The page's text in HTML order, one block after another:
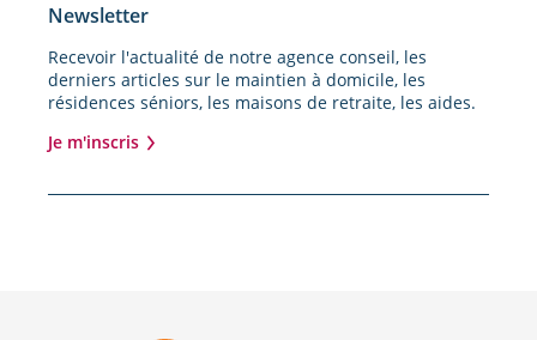
Newsletter
Recevoir l'actualité de notre agence conseil, les
derniers articles sur le maintien à domicile, les
résidences séniors, les maisons de retraite, les aides.
Je m'inscris